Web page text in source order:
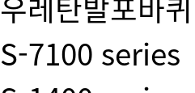
S-7100 series